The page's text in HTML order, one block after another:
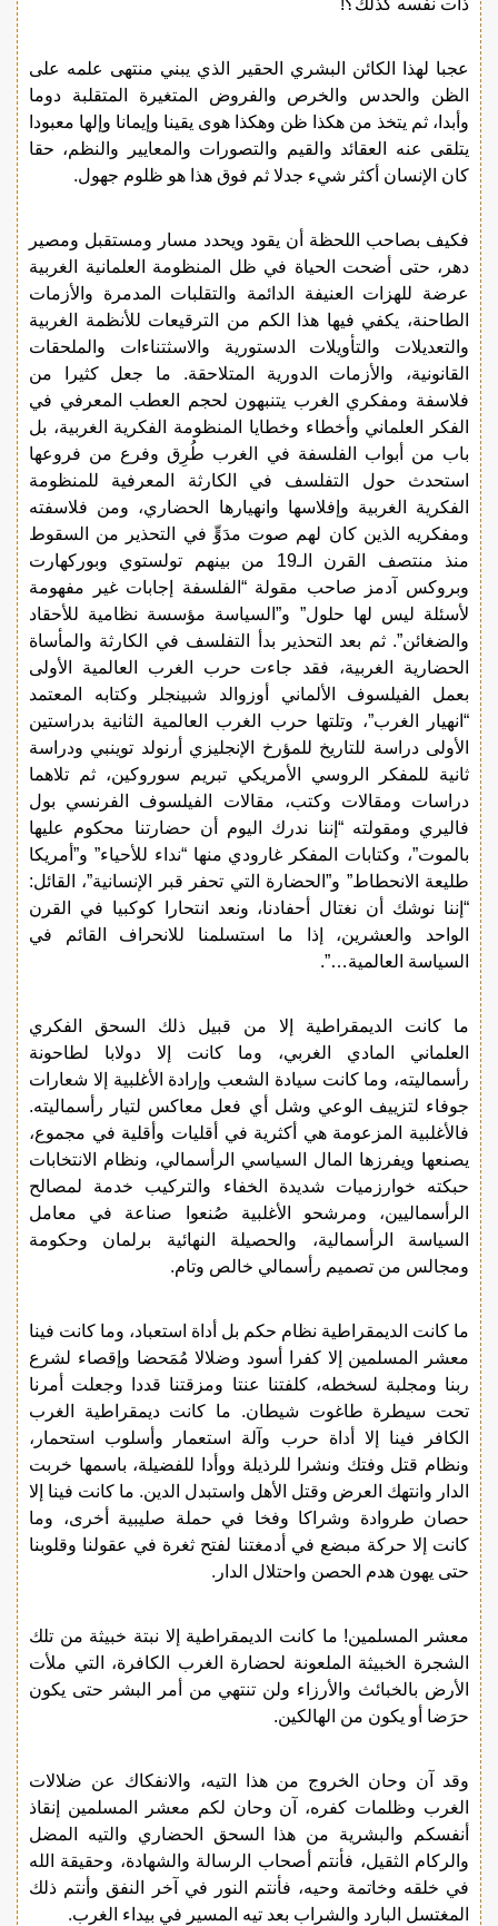
ذات نفسه كذلك؟!
عجبا لهذا الكائن البشري الحقير الذي يبني منتهى علمه على
الظن والحدس والخرص والفروض المتغيرة المتقلبة دوما
وأبدا، ثم يتخذ من هكذا ظن وهكذا هوى يقينا وإيمانا وإلها معبودا
يتلقى عنه العقائد والقيم والتصورات والمعايير والنظم، حقا
كان الإنسان أكثر شيء جدلا ثم فوق هذا هو ظلوم جهول.
فكيف بصاحب اللحظة أن يقود ويحدد مسار ومستقبل ومصير
دهر، حتى أضحت الحياة في ظل المنظومة العلمانية الغربية
عرضة للهزات العنيفة الدائمة والتقلبات المدمرة والأزمات
الطاحنة، يكفي فيها هذا الكم من الترقيعات للأنظمة الغربية
والتعديلات والتأويلات الدستورية والاسثتناءات والملحقات
القانونية، والأزمات الدورية المتلاحقة. ما جعل كثيرا من
فلاسفة ومفكري الغرب يتنبهون لحجم العطب المعرفي في
الفكر العلماني وأخطاء وخطايا المنظومة الفكرية الغربية، بل
باب من أبواب الفلسفة في الغرب طُرِق وفرع من فروعها
استحدث حول التفلسف في الكارثة المعرفية للمنظومة
الفكرية الغربية وإفلاسها وانهيارها الحضاري، ومن فلاسفته
ومفكريه الذين كان لهم صوت مدَوٍّ في التحذير من السقوط
منذ منتصف القرن الـ19 من بينهم تولستوي وبوركهارت
وبروكس آدمز صاحب مقولة “الفلسفة إجابات غير مفهومة
لأسئلة ليس لها حلول” و”السياسة مؤسسة نظامية للأحقاد
والضغائن”. ثم بعد التحذير بدأ التفلسف في الكارثة والمأساة
الحضارية الغربية، فقد جاءت حرب الغرب العالمية الأولى
بعمل الفيلسوف الألماني أوزوالد شبينجلر وكتابه المعتمد
“انهيار الغرب”، وتلتها حرب الغرب العالمية الثانية بدراستين
الأولى دراسة للتاريخ للمؤرخ الإنجليزي أرنولد توينبي ودراسة
ثانية للمفكر الروسي الأمريكي تبريم سوروكين، ثم تلاهما
دراسات ومقالات وكتب، مقالات الفيلسوف الفرنسي بول
فاليري ومقولته “إننا ندرك اليوم أن حضارتنا محكوم عليها
بالموت”، وكتابات المفكر غارودي منها “نداء للأحياء” و”أمريكا
طليعة الانحطاط” و”الحضارة التي تحفر قبر الإنسانية”، القائل:
“إننا نوشك أن نغتال أحفادنا، ونعد انتحارا كوكبيا في القرن
الواحد والعشرين، إذا ما استسلمنا للانحراف القائم في
السياسة العالمية…”.
ما كانت الديمقراطية إلا من قبيل ذلك السحق الفكري
العلماني المادي الغربي، وما كانت إلا دولابا لطاحونة
رأسماليته، وما كانت سيادة الشعب وإرادة الأغلبية إلا شعارات
جوفاء لتزييف الوعي وشل أي فعل معاكس لتيار رأسماليته.
فالأغلبية المزعومة هي أكثرية في أقليات وأقلية في مجموع،
يصنعها ويفرزها المال السياسي الرأسمالي، ونظام الانتخابات
حبكته خوارزميات شديدة الخفاء والتركيب خدمة لمصالح
الرأسماليين، ومرشحو الأغلبية صُنعوا صناعة في معامل
السياسة الرأسمالية، والحصيلة النهائية برلمان وحكومة
ومجالس من تصميم رأسمالي خالص وتام.
ما كانت الديمقراطية نظام حكم بل أداة استعباد، وما كانت فينا
معشر المسلمين إلا كفرا أسود وضلالا مُمَحضا وإقصاء لشرع
ربنا ومجلبة لسخطه، كلفتنا عنتا ومزقتنا قددا وجعلت أمرنا
تحت سيطرة طاغوت شيطان. ما كانت ديمقراطية الغرب
الكافر فينا إلا أداة حرب وآلة استعمار وأسلوب استحمار،
ونظام قتل وفتك ونشرا للرذيلة ووأدا للفضيلة، باسمها خربت
الدار وانتهك العرض وقتل الأهل واستبدل الدين. ما كانت فينا إلا
حصان طروادة وشراكا وفخا في حملة صليبية أخرى، وما
كانت إلا حركة مبضع في أدمغتنا لفتح ثغرة في عقولنا وقلوبنا
حتى يهون هدم الحصن واحتلال الدار.
معشر المسلمين! ما كانت الديمقراطية إلا نبتة خبيثة من تلك
الشجرة الخبيثة الملعونة لحضارة الغرب الكافرة، التي ملأت
الأرض بالخبائث والأرزاء ولن تنتهي من أمر البشر حتى يكون
حرَضا أو يكون من الهالكين.
وقد آن وحان الخروج من هذا التيه، والانفكاك عن ضلالات
الغرب وظلمات كفره، آن وحان لكم معشر المسلمين إنقاذ
أنفسكم والبشرية من هذا السحق الحضاري والتيه المضل
والركام الثقيل، فأنتم أصحاب الرسالة والشهادة، وحقيقة الله
في خلقه وخاتمة وحيه، فأنتم النور في آخر النفق وأنتم ذلك
المغتسل البارد والشراب بعد تيه المسير في بيداء الغرب.